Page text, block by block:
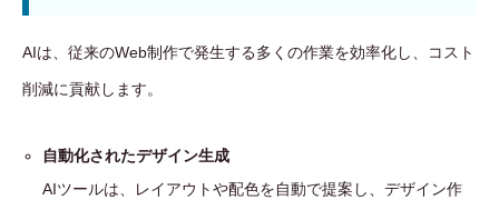
AIは、従来のWeb制作で発生する多くの作業を効率化し、コスト
削減に貢献します。
自動化されたデザイン生成
AIツールは、レイアウトや配色を自動で提案し、デザイン作